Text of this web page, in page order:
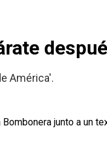
América'.
junto a un